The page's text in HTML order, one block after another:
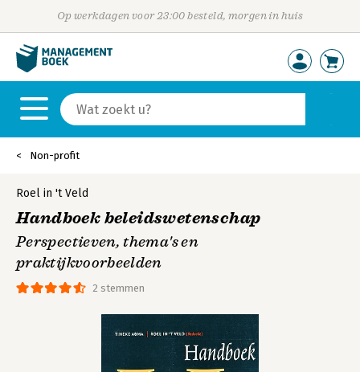
Op werkdagen voor 23:00 besteld, morgen in huis
Non-profit
2 stemmen
Roel in 't Veld
Handboek beleidswetenschap
Perspectieven, thema's en
praktijkvoorbeelden